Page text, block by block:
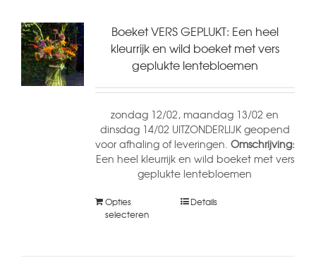
Boeket VERS GEPLUKT: Een heel
kleurrijk en wild boeket met vers
geplukte lentebloemen
zondag 12/02, maandag 13/02 en
dinsdag 14/02 UITZONDERLIJK geopend
voor afhaling of leveringen. Omschrijving:
Een heel kleurrijk en wild boeket met vers
geplukte lentebloemen
Opties
selecteren
Details